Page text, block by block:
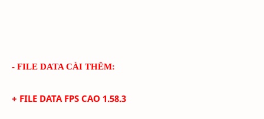
- FILE DATA CÀI THÊM:
+ FILE DATA FPS CAO 1.58.3